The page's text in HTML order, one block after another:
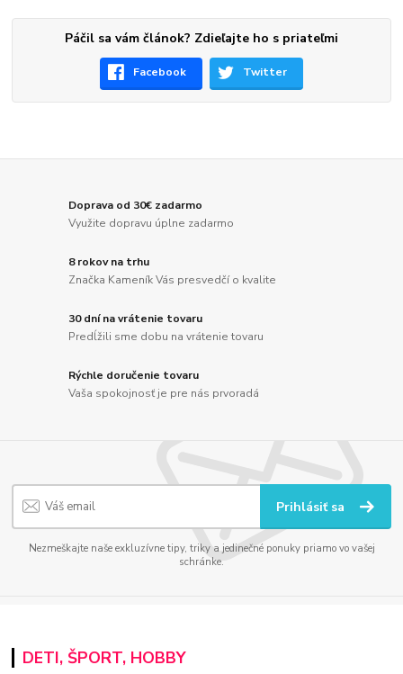
Páčil sa vám článok? Zdieľajte ho s priateľmi
Facebook Twitter
Doprava od 30€ zadarmo
Využite dopravu úplne zadarmo
8 rokov na trhu
Značka Kameník Vás presvedčí o kvalite
30 dní na vrátenie tovaru
Predĺžili sme dobu na vrátenie tovaru
Rýchle doručenie tovaru
Vaša spokojnosť je pre nás prvoradá
Prihlásiť sa
Nezmeškajte naše exkluzívne tipy, triky a jedinečné ponuky priamo vo vašej
schránke.
DETI, ŠPORT, HOBBY